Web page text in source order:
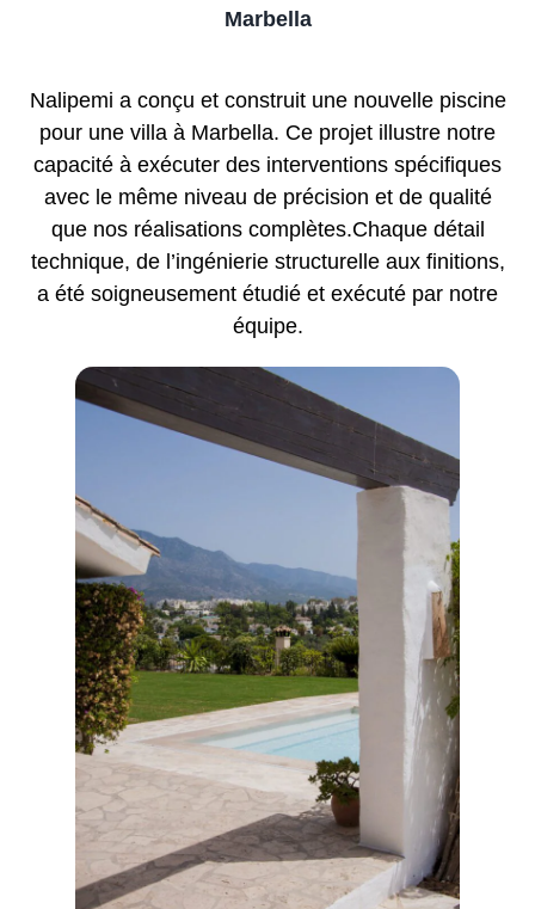
Marbella
Nalipemi a conçu et construit une nouvelle piscine
pour une villa à Marbella. Ce projet illustre notre
capacité à exécuter des interventions spécifiques
avec le même niveau de précision et de qualité
que nos réalisations complètes.Chaque détail
technique, de l’ingénierie structurelle aux finitions,
a été soigneusement étudié et exécuté par notre
équipe.